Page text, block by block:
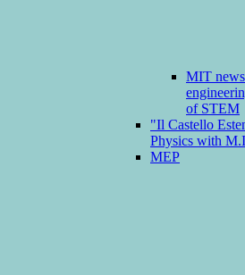
MIT news
of STEM
"Il Castello
Physics with
MEP